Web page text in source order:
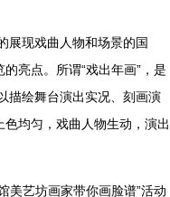
现戏曲人物和场景的国
亮点。所谓“戏出年画”，是
描绘舞台演出实况、刻画演
色均匀，戏曲人物生动，演出
艺坊画家带你画脸谱”活动